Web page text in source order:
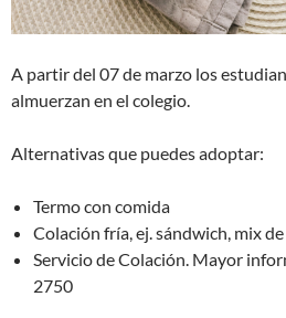
A partir del 07 de marzo los
almuerzan en el colegio.
Alternativas que puedes adoptar:
Termo con comida
Colación fría, ej. sándwich, mix
Servicio de Colación. Mayor
2750